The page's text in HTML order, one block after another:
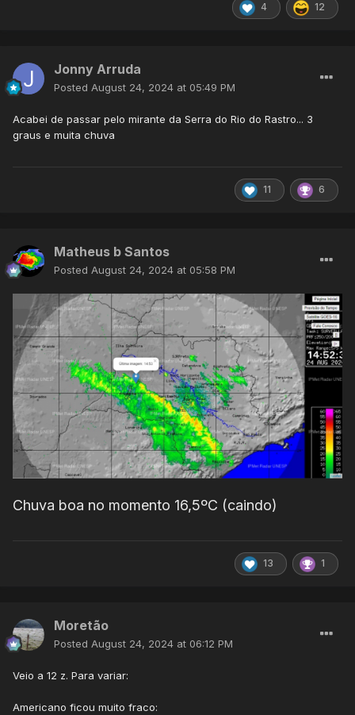
4 12
Jonny Arruda
Posted August 24, 2024 at 05:49 PM
Acabei de passar pelo mirante da Serra do Rio do Rastro... 3
graus e muita chuva
11 6
Matheus b Santos
Posted August 24, 2024 at 05:58 PM
Chuva boa no momento 16,5ºC (caindo)
13 1
Moretão
Posted August 24, 2024 at 06:12 PM
Veio a 12 z. Para variar:
Americano ficou muito fraco: